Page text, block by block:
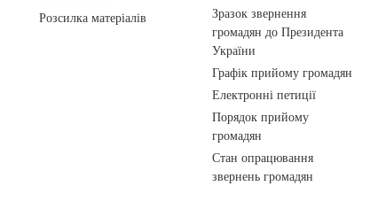
Розсилка матеріалів
Зразок звернення
громадян до Президента
України
Графік прийому громадян
Електронні петиції
Порядок прийому
громадян
Стан опрацювання
звернень громадян